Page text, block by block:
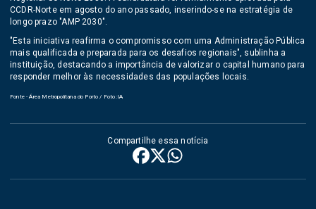
CCDR-Norte em agosto do ano passado, inserindo-se na estratégia de
longo prazo "AMP 2030".
"Esta iniciativa reafirma o compromisso com uma Administração Pública
mais qualificada e preparada para os desafios regionais", sublinha a
instituição, destacando a importância de valorizar o capital humano para
responder melhor às necessidades das populações locais.
Fonte - Área Metropolitana do Porto / Foto:IA
Compartilhe essa notícia